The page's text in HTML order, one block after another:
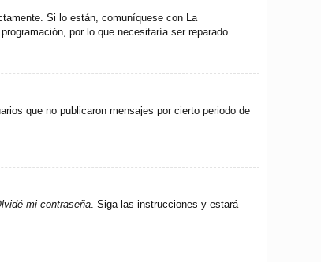
Si lo están, comuníquese con La
por lo que necesitaría ser reparado.
que no publicaron mensajes por cierto periodo de
mi contraseña. Siga las instrucciones y estará